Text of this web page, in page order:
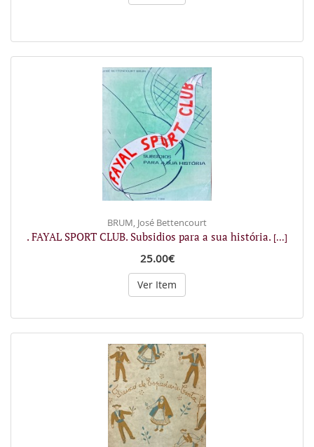
BRUM, José Bettencourt
. FAYAL SPORT CLUB. Subsidios para a sua história. [...]
25.00€
Ver Item